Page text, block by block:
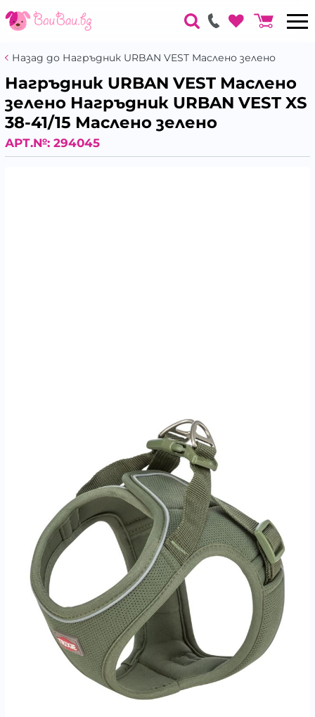
Назад до Нагръдник URBAN VEST Маслено зелено
Нагръдник URBAN VEST Маслено
зелено Нагръдник URBAN VEST XS
38-41/15 Маслено зелено
АРТ.№: 294045